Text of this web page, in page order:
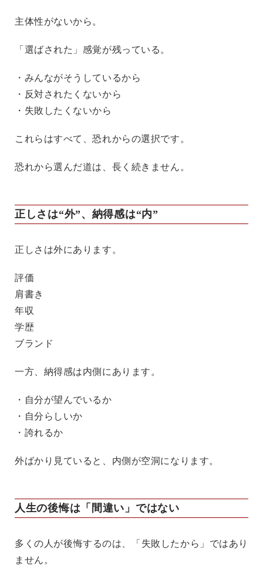
主体性がないから。
「選ばされた」感覚が残っている。
・みんながそうしているから
・反対されたくないから
・失敗したくないから
これらはすべて、恐れからの選択です。
恐れから選んだ道は、長く続きません。
正しさは“外”、納得感は“内”
正しさは外にあります。
評価
肩書き
年収
学歴
ブランド
一方、納得感は内側にあります。
・自分が望んでいるか
・自分らしいか
・誇れるか
外ばかり見ていると、内側が空洞になります。
人生の後悔は「間違い」ではない
多くの人が後悔するのは、「失敗したから」ではあり
ません。